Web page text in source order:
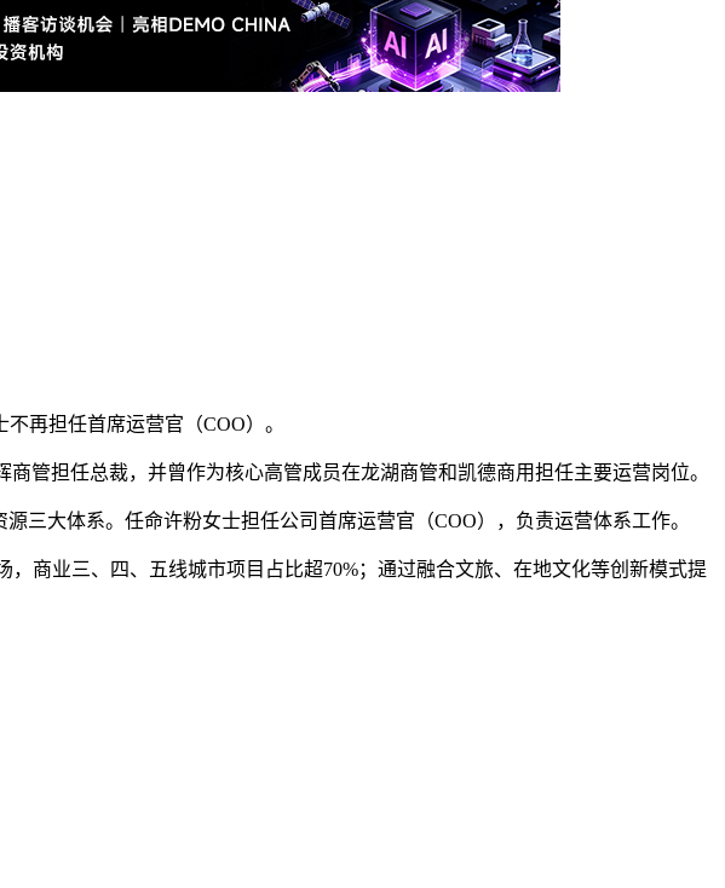
再担任首席运营官（COO）。
管担任总裁，并曾作为核心高管成员在龙湖商管和凯德商用担任主要运营岗位。
三大体系。任命许粉女士担任公司首席运营官（COO），负责运营体系工作。
商业三、四、五线城市项目占比超70%；通过融合文旅、在地文化等创新模式提